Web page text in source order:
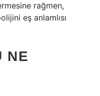
rağmen,
eş anlamlısı
NE